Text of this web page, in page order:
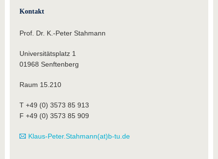
Kontakt
Prof. Dr. K.-Peter Stahmann
Universitätsplatz 1
01968 Senftenberg
Raum 15.210
T +49 (0) 3573 85 913
F +49 (0) 3573 85 909
Klaus-Peter.Stahmann(at)b-tu.de